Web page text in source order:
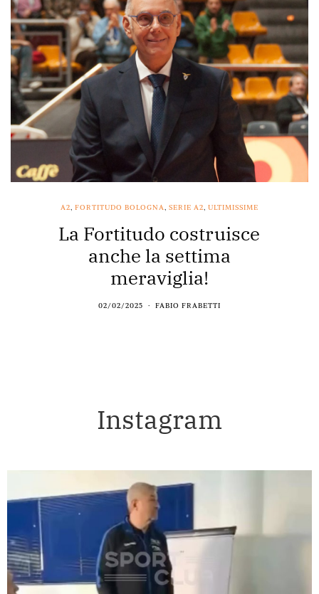
A2, FORTITUDO BOLOGNA, SERIE A2, ULTIMISSIME
La Fortitudo costruisce
anche la settima
meraviglia!
02/02/2025 FABIO FRABETTI
Instagram